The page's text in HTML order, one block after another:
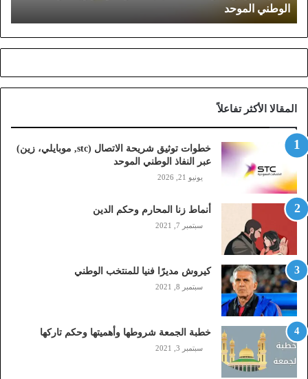
ش
ر
ل
ا
ت
ص
ل
(
s
,
م
و
ب
ا
ي
ل
ي
الوطني الموحد
المقالا الأكثر تفاعلاً
خطوات توثيق شريحة الاتصال (stc, موبايلي، زين)
عبر النفاذ الوطني الموحد
يونيو 21, 2026
أنماط زنا المحارم وحكم الدين
سبتمبر 7, 2021
كيروش مديرًا فنيا للمنتخب الوطني
سبتمبر 8, 2021
خطبة الجمعة شروطها وأهميتها وحكم تاركها
سبتمبر 3, 2021